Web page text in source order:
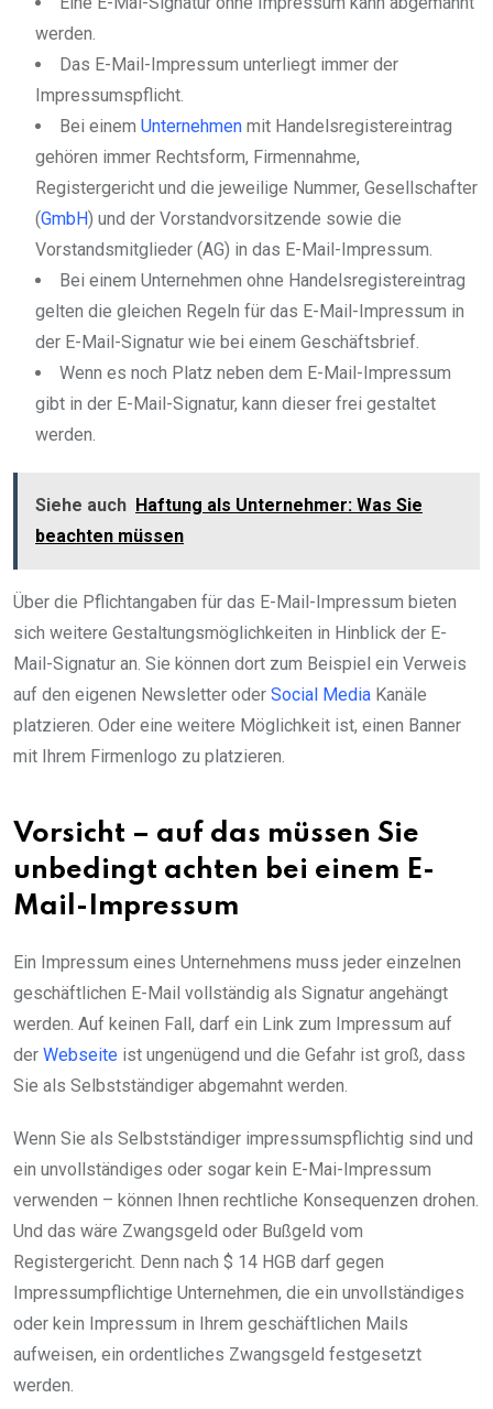
werden.
Das E-Mail-Impressum unterliegt immer der
Impressumspflicht.
Bei einem Unternehmen mit Handelsregistereintrag
gehören immer Rechtsform, Firmennahme,
Registergericht und die jeweilige Nummer, Gesellschafter
(GmbH) und der Vorstandvorsitzende sowie die
Vorstandsmitglieder (AG) in das E-Mail-Impressum.
Bei einem Unternehmen ohne Handelsregistereintrag
gelten die gleichen Regeln für das E-Mail-Impressum in
der E-Mail-Signatur wie bei einem Geschäftsbrief.
Wenn es noch Platz neben dem E-Mail-Impressum
gibt in der E-Mail-Signatur, kann dieser frei gestaltet
werden.
Siehe auch Haftung als Unternehmer: Was Sie
beachten müssen
Über die Pflichtangaben für das E-Mail-Impressum bieten
sich weitere Gestaltungsmöglichkeiten in Hinblick der E-
Mail-Signatur an. Sie können dort zum Beispiel ein Verweis
auf den eigenen Newsletter oder Social Media Kanäle
platzieren. Oder eine weitere Möglichkeit ist, einen Banner
mit Ihrem Firmenlogo zu platzieren.
Vorsicht – auf das müssen Sie
unbedingt achten bei einem E-
Mail-Impressum
Ein Impressum eines Unternehmens muss jeder einzelnen
geschäftlichen E-Mail vollständig als Signatur angehängt
werden. Auf keinen Fall, darf ein Link zum Impressum auf
der Webseite ist ungenügend und die Gefahr ist groß, dass
Sie als Selbstständiger abgemahnt werden.
Wenn Sie als Selbstständiger impressumspflichtig sind und
ein unvollständiges oder sogar kein E-Mai-Impressum
verwenden – können Ihnen rechtliche Konsequenzen drohen.
Und das wäre Zwangsgeld oder Bußgeld vom
Registergericht. Denn nach $ 14 HGB darf gegen
Impressumpflichtige Unternehmen, die ein unvollständiges
oder kein Impressum in Ihrem geschäftlichen Mails
aufweisen, ein ordentliches Zwangsgeld festgesetzt
werden.